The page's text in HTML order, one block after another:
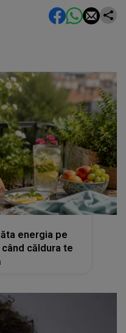
energia pe
căldura te